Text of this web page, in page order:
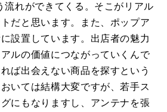
流れができてくる。そこがリアル
だと思います。また、ポップア
設置しています。出店者の魅力
ルの価値につながっていくんで
ば出会えない商品を探すという
いては結構大変ですが、若手ス
にもなりますし、アンテナを張